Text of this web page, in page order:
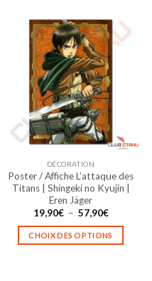
a
plusieurs
variations.
Les
options
peuvent
être
choisies
sur
page
du
produit
DÉCORATION
Poster / Affiche L’attaque des
Titans | Shingeki no Kyujin |
Eren Jäger
19,90€ – 57,90€Plage
prix :
19,90€
CHOIX DES OPTIONS